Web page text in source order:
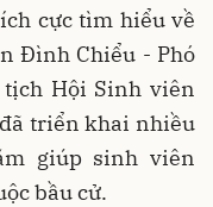
cực tìm hiểu về
Đình Chiểu - Phó
Hội Sinh viên
triển khai nhiều
giúp sinh viên
bầu cử.